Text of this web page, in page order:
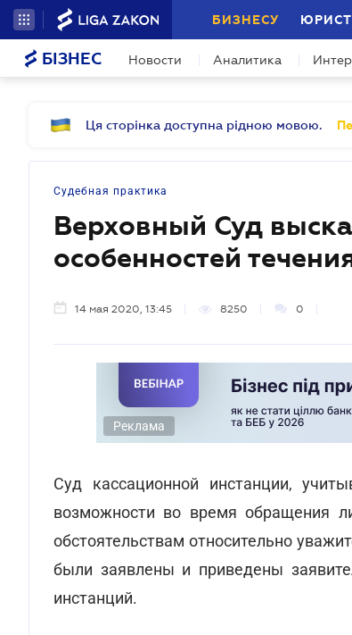
БИЗНЕСУ
БІЗНЕС Новости Аналитика
Ця сторінка доступна рідною мовою.
Судебная практика
Верховный Суд
особенностей
14 мая 2020, 13:45 8250 0
Реклама
Суд кассационной инстанции,
возможности во время обращения
обстоятельствам относительно
были заявлены и приведены
инстанций.